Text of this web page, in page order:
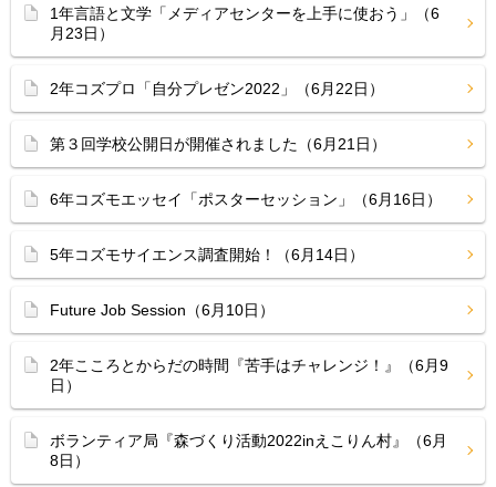
1年言語と文学「メディアセンターを上手に使おう」（6
月23日）
2年コズプロ「自分プレゼン2022」（6月22日）
第３回学校公開日が開催されました（6月21日）
6年コズモエッセイ「ポスターセッション」（6月16日）
5年コズモサイエンス調査開始！（6月14日）
Future Job Session（6月10日）
2年こころとからだの時間『苦手はチャレンジ！』（6月9
日）
ボランティア局『森づくり活動2022inえこりん村』（6月
8日）